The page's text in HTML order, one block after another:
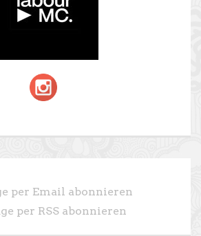
per Email abonnieren
per RSS abonnieren